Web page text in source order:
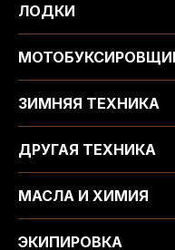
ЛОДКИ
ЗИМНЯЯ ТЕХНИКА
ДРУГАЯ ТЕХНИКА
МАСЛА И ХИМИЯ
ЭКИПИРОВКА